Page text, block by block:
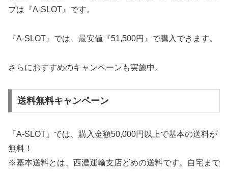
プは『A-SLOT』です。
『A-SLOT』では、最安値『51,500円』で購入できます。
さらにおすすめのキャンペーンも実施中。
送料無料キャンペーン
『A-SLOT』では、購入金額50,000円以上で基本の送料が
無料！
※基本送料とは、西濃運輸支店どめの送料です。自宅まで